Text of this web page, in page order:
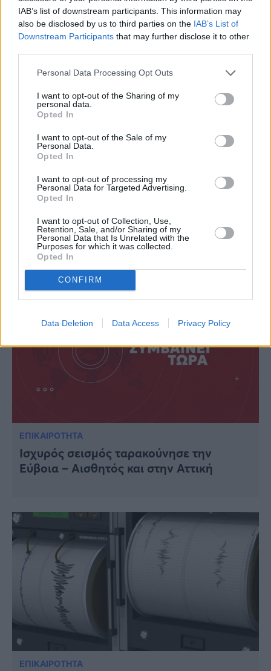
IAB’s list of downstream participants. This information may
also be disclosed by us to third parties on the IAB’s List of
Downstream Participants that may further disclose it to other
Personal Data Processing Opt Outs
I want to opt-out of the Sharing of my
personal data.
Opted In
I want to opt-out of the Sale of my
Personal Data.
Opted In
I want to opt-out of processing my
Personal Data for Targeted Advertising.
Opted In
I want to opt-out of Collection, Use,
Retention, Sale, and/or Sharing of my
Personal Data that Is Unrelated with the
Purposes for which it was collected.
Opted In
CONFIRM
Data Deletion Data Access Privacy Policy
ΕΠΙΚΑΙΡΟΤΗΤΑ
Χιλιάδες αναφορές για τον σεισμό των
5,5 Ρίχτερ
ΕΠΙΚΑΙΡΟΤΗΤΑ
Ισχυρός σεισμός ταρακούνησε την
Εύβοια – Αισθητός και στην Αττική
ΕΠΙΚΑΙΡΟΤΗΤΑ